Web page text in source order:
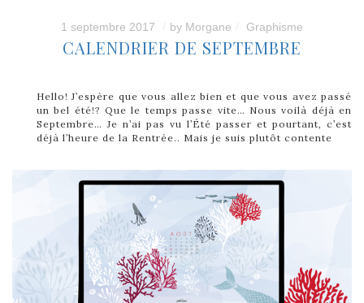
1 septembre 2017 by Morgane Graphisme
CALENDRIER DE SEPTEMBRE
Hello! J’espère que vous allez bien et que vous avez passé
un bel été!? Que le temps passe vite… Nous voilà déjà en
Septembre… Je n’ai pas vu l’Été passer et pourtant, c’est
déjà l’heure de la Rentrée.. Mais je suis plutôt contente